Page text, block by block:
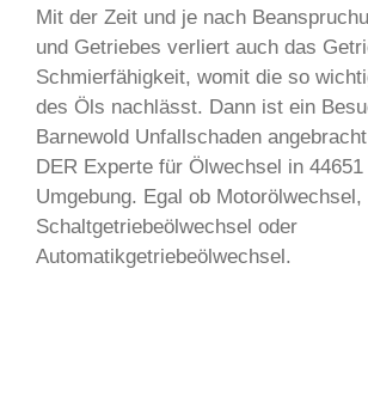
Mit der Zeit und je nach
und Getriebes verliert auch das
Schmierfähigkeit, womit die so
des Öls nachlässt. Dann ist ein
Barnewold Unfallschaden
DER Experte für Ölwechsel in
Umgebung. Egal ob Motorölwechsel,
Schaltgetriebeölwechsel oder
Automatikgetriebeölwechsel.